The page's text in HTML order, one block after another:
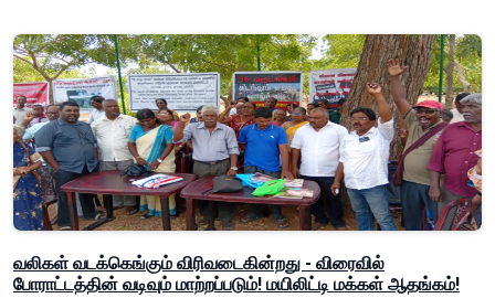
வலிகள் வடக்கெங்கும் விரிவடைகின்றது - விரைவில்
போராட்டத்தின் வடிவும் மாற்றப்படும்! மயிலிட்டி மக்கள் ஆதங்கம்!